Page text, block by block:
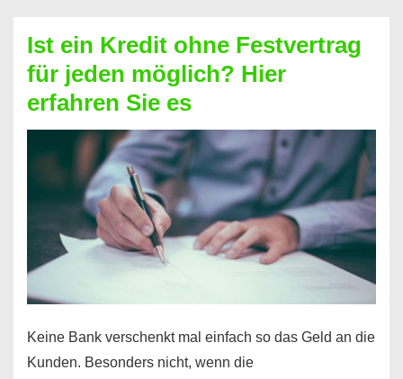
Prepaid
ist
nicht
nur
für
Handy
möglich!
Ist ein Kredit ohne Festvertrag
für jeden möglich? Hier
erfahren Sie es
Keine Bank verschenkt mal einfach so das Geld an die
Kunden. Besonders nicht, wenn die